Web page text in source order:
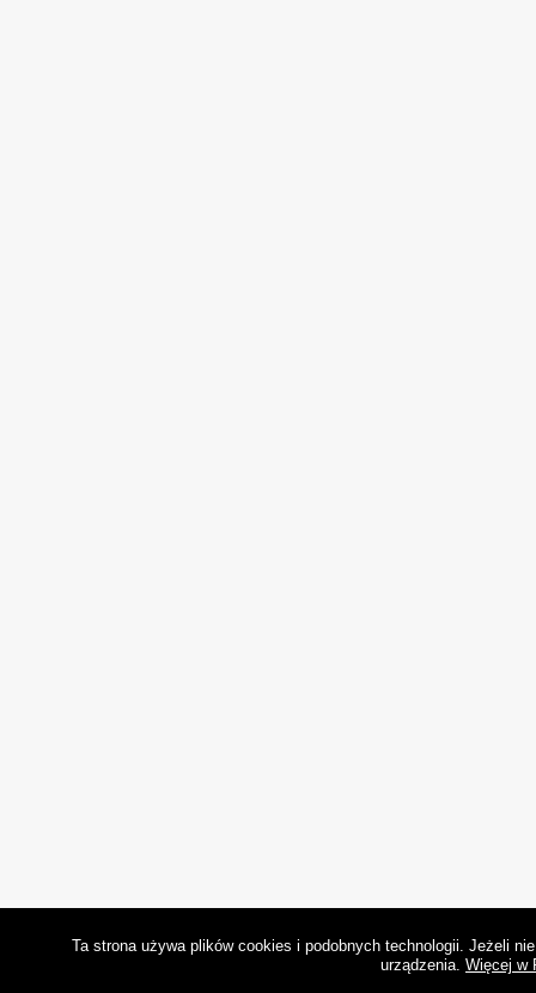
Ta strona używa plików cookies i podobnych technologii. Jeżeli
urządzenia. Więcej w